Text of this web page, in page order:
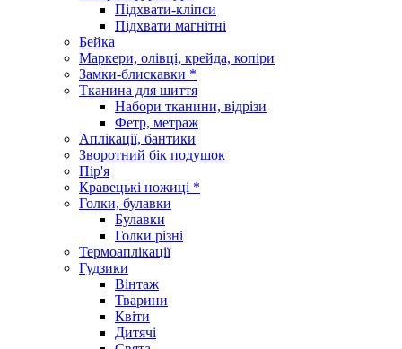
Підхвати-кліпси
Підхвати магнітні
Бейка
Маркери, олівці, крейда, копіри
Замки-блискавки *
Тканина для шиття
Набори тканини, відрізи
Фетр, метраж
Аплікації, бантики
Зворотний бік подушок
Пір'я
Кравецькі ножиці *
Голки, булавки
Булавки
Голки різні
Термоаплікації
Гудзики
Вінтаж
Тварини
Квіти
Дитячі